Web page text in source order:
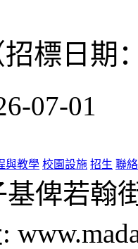
招標日期
07-01
與教學 校園設施 招生 聯
俾若翰